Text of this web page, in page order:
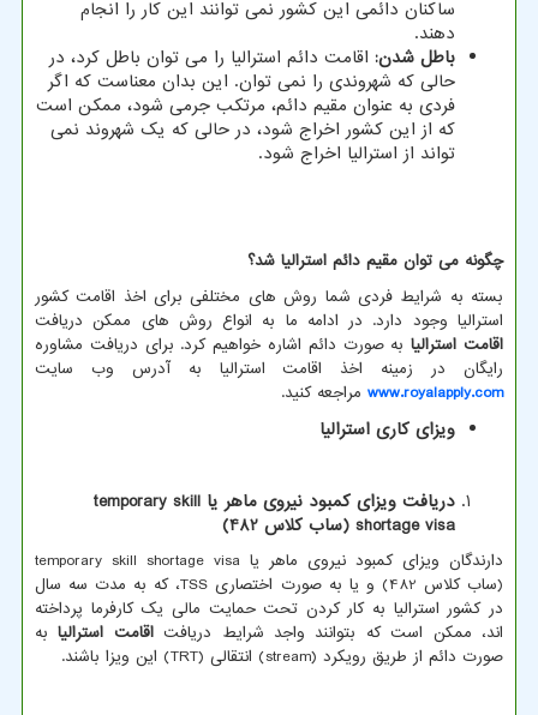
ساکنان دائمی این کشور نمی توانند این کار را انجام
دهند.
باطل شدن: اقامت دائم استرالیا را می توان باطل کرد، در
حالی که شهروندی را نمی توان. این بدان معناست که اگر
فردی به عنوان مقیم دائم، مرتکب جرمی شود، ممکن است
که از این کشور اخراج شود، در حالی که یک شهروند نمی
تواند از استرالیا اخراج شود.
چگونه می توان مقیم دائم استرالیا شد؟
بسته به شرایط فردی شما روش های مختلفی برای اخذ اقامت کشور
استرالیا وجود دارد. در ادامه ما به انواع روش های ممکن دریافت
اقامت استرالیابه صورت دائم اشاره خواهیم کرد. برای دریافت مشاوره
رایگان در زمینه اخذ اقامت استرالیا به آدرس وب سایت
www.royalapply.com مراجعه کنید.
ویزای کاری استرالیا
دریافت ویزای کمبود نیروی ماهر یا temporary skill
shortage visa (ساب کلاس 482)
دارندگان ویزای کمبود نیروی ماهر یا temporary skill shortage visa
(ساب کلاس 482) و یا به صورت اختصاری
TSS، که به مدت سه سال
در کشور استرالیا به کار کردن تحت حمایت مالی یک کارفرما پرداخته
اند، ممکن است که بتوانند واجد شرایط دریافتاقامت استرالیابه
صورت دائم از طریق رویکرد (stream) انتقالی (TRT) این ویزا باشند.